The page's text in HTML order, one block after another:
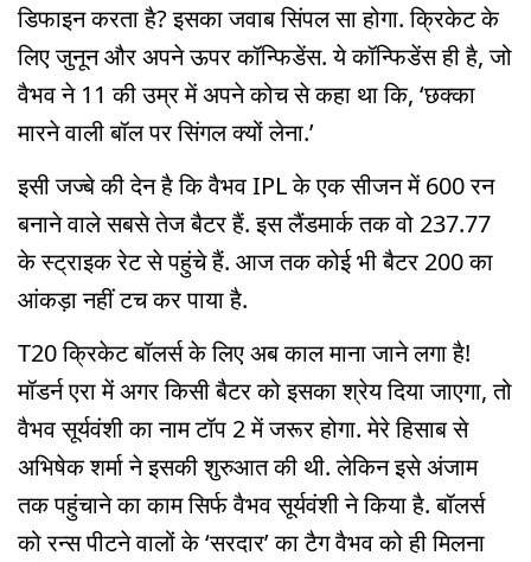
डिफाइन करता है? इसका जवाब सिंपल सा होगा. क्रिकेट के
लिए जुनून और अपने ऊपर कॉन्फिडेंस. ये कॉन्फिडेंस ही है, जो
वैभव ने 11 की उम्र में अपने कोच से कहा था कि, ‘छक्का
मारने वाली बॉल पर सिंगल क्यों लेना.’
इसी जज्बे की देन है कि वैभव IPL के एक सीजन में 600 रन
बनाने वाले सबसे तेज बैटर हैं. इस लैंडमार्क तक वो 237.77
के स्ट्राइक रेट से पहुंचे हैं. आज तक कोई भी बैटर 200 का
आंकड़ा नहीं टच कर पाया है.
T20 क्रिकेट बॉलर्स के लिए अब काल माना जाने लगा है!
मॉडर्न एरा में अगर किसी बैटर को इसका श्रेय दिया जाएगा, तो
वैभव सूर्यवंशी का नाम टॉप 2 में जरूर होगा. मेरे हिसाब से
अभिषेक शर्मा ने इसकी शुरुआत की थी. लेकिन इसे अंजाम
तक पहुंचाने का काम सिर्फ वैभव सूर्यवंशी ने किया है. बॉलर्स
को रन्स पीटने वालों के ‘सरदार’ का टैग वैभव को ही मिलना